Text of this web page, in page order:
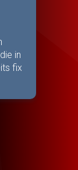
die in
fix